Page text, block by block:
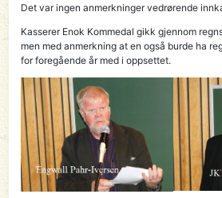
Det var ingen anmerkninger vedrørende
Kasserer Enok Kommedal gikk gjennom
men med anmerkning at en også burde ha
for foregående år med i oppsettet.